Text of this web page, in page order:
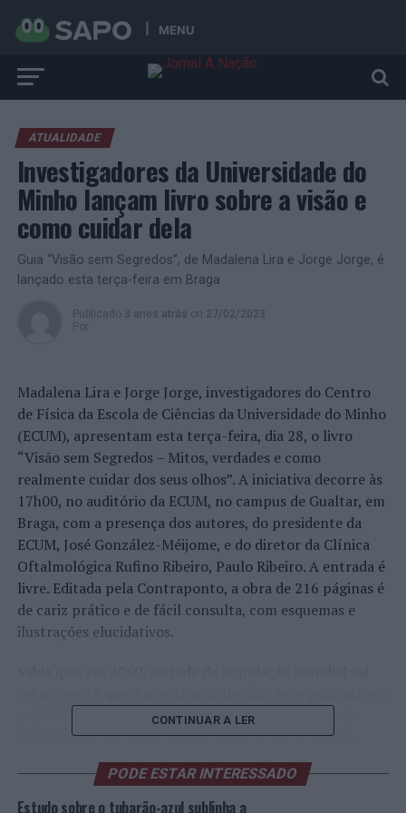
MENU
ATUALIDADE
Investigadores da Universidade do
Minho lançam livro sobre a visão e
como cuidar dela
Guia “Visão sem Segredos”, de Madalena Lira e Jorge Jorge, é
lançado esta terça-feira em Braga
Publicado 3 anos atrás on 27/02/2023
Por
Madalena Lira e Jorge Jorge, investigadores do Centro
de Física da Escola de Ciências da Universidade do Minho
(ECUM), apresentam esta terça-feira, dia 28, o livro
“Visão sem Segredos – Mitos, verdades e como
realmente cuidar dos seus olhos”. A iniciativa decorre às
17h00, no auditório da ECUM, no campus de Gualtar, em
Braga, com a presença dos autores, do presidente da
ECUM, José González-Méijome, e do diretor da Clínica
Oftalmológica Rufino Ribeiro, Paulo Ribeiro. A entrada é
livre. Editada pela Contraponto, a obra de 216 páginas é
de cariz prático e de fácil consulta, com esquemas e
ilustrações elucidativos.
até 50% da população? Ou que a síndrome visual do
computador ou fadiga ocular digital é um problema
emergente de saúde pública? Ou ainda que usar óculos
sem filtro ultravioleta pode ser pior do que encarar o sol
sem eles? Neste livro, os professores Madalena Lira e
CONTINUAR A LER
PODE ESTAR INTERESSADO
Estudo sobre o tubarão-azul sublinha a